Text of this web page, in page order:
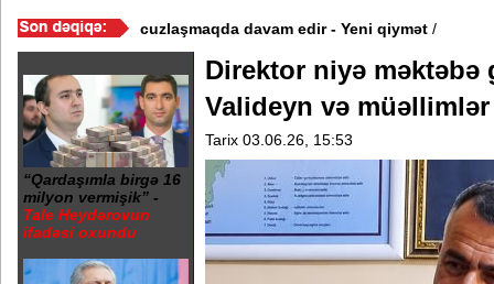
/ Azərbaycan nefti ucuzlaşmaqda davam edir - Yeni qiymət
“Qardaşımla birgə 16
milyon vermişik” -
Tale Heydərovun
ifadəsi oxundu
Direktor niyə məktəbə
Valideyn və müəllimlər
Tarix 03.06.26, 15:53